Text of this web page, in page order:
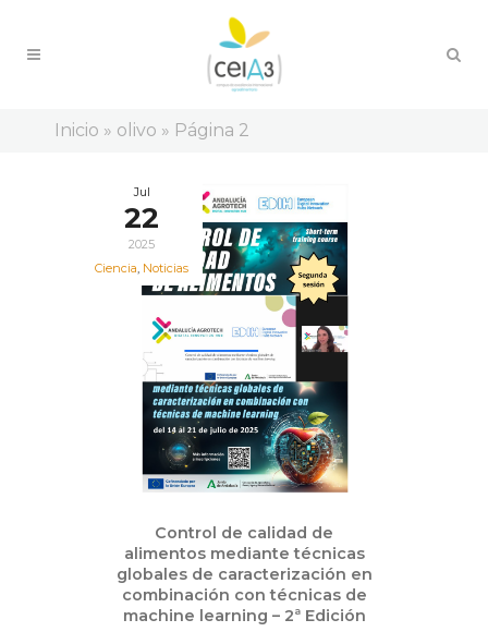
Inicio » olivo » Página 2
Jul
22
2025
Ciencia, Noticias
Control de calidad de
alimentos mediante técnicas
globales de caracterización en
combinación con técnicas de
machine learning – 2ª Edición